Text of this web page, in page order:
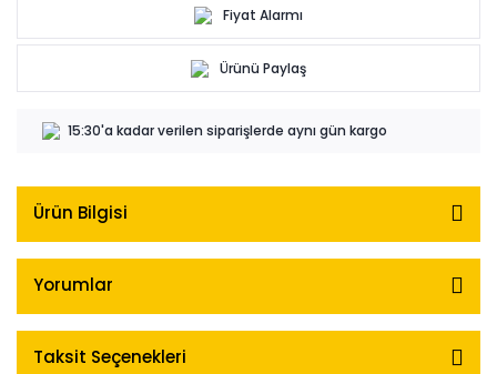
Fiyat Alarmı
Ürünü Paylaş
15:30'a kadar verilen siparişlerde aynı gün kargo
Ürün Bilgisi
Yorumlar
Taksit Seçenekleri